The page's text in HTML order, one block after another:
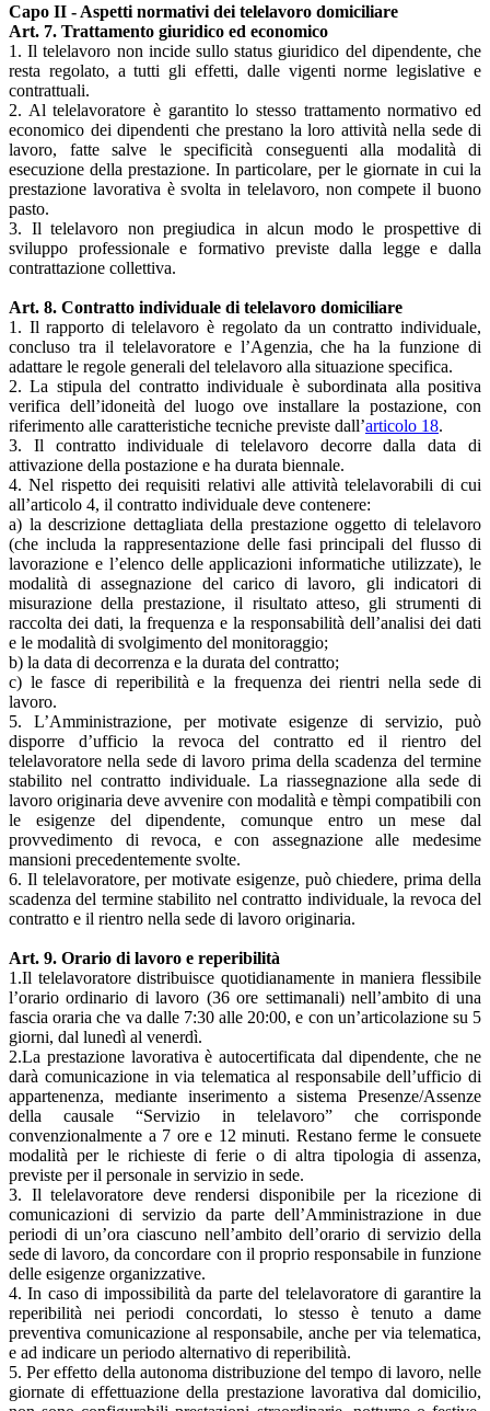
Capo II - Aspetti normativi dei telelavoro domiciliare
Art. 7. Trattamento giuridico ed economico
1. Il telelavoro non incide sullo status giuridico del dipendente, che
resta regolato, a tutti gli effetti, dalle vigenti norme legislative e
contrattuali.
2. Al telelavoratore è garantito lo stesso trattamento normativo ed
economico dei dipendenti che prestano la loro attività nella sede di
lavoro, fatte salve le specificità conseguenti alla modalità di
esecuzione della prestazione. In particolare, per le giornate in cui la
prestazione lavorativa è svolta in telelavoro, non compete il buono
pasto.
3. Il telelavoro non pregiudica in alcun modo le prospettive di
sviluppo professionale e formativo previste dalla legge e dalla
contrattazione collettiva.
Art. 8. Contratto individuale di telelavoro domiciliare
1. Il rapporto di telelavoro è regolato da un contratto individuale,
concluso tra il telelavoratore e l’Agenzia, che ha la funzione di
adattare le regole generali del telelavoro alla situazione specifica.
2. La stipula del contratto individuale è subordinata alla positiva
verifica dell’idoneità del luogo ove installare la postazione, con
riferimento alle caratteristiche tecniche previste dall’articolo 18.
3. Il contratto individuale di telelavoro decorre dalla data di
attivazione della postazione e ha durata biennale.
4. Nel rispetto dei requisiti relativi alle attività telelavorabili di cui
all’articolo 4, il contratto individuale deve contenere:
a) la descrizione dettagliata della prestazione oggetto di telelavoro
(che includa la rappresentazione delle fasi principali del flusso di
lavorazione e l’elenco delle applicazioni informatiche utilizzate), le
modalità di assegnazione del carico di lavoro, gli indicatori di
misurazione della prestazione, il risultato atteso, gli strumenti di
raccolta dei dati, la frequenza e la responsabilità dell’analisi dei dati
e le modalità di svolgimento del monitoraggio;
b) la data di decorrenza e la durata del contratto;
c) le fasce di reperibilità e la frequenza dei rientri nella sede di
lavoro.
5. L’Amministrazione, per motivate esigenze di servizio, può
disporre d’ufficio la revoca del contratto ed il rientro del
telelavoratore nella sede di lavoro prima della scadenza del termine
stabilito nel contratto individuale. La riassegnazione alla sede di
lavoro originaria deve avvenire con modalità e tèmpi compatibili con
le esigenze del dipendente, comunque entro un mese dal
provvedimento di revoca, e con assegnazione alle medesime
mansioni precedentemente svolte.
6. Il telelavoratore, per motivate esigenze, può chiedere, prima della
scadenza del termine stabilito nel contratto individuale, la revoca del
contratto e il rientro nella sede di lavoro originaria.
Art. 9. Orario di lavoro e reperibilità
1.Il telelavoratore distribuisce quotidianamente in maniera flessibile
l’orario ordinario di lavoro (36 ore settimanali) nell’ambito di una
fascia oraria che va dalle 7:30 alle 20:00, e con un’articolazione su 5
giorni, dal lunedì al venerdì.
2.La prestazione lavorativa è autocertificata dal dipendente, che ne
darà comunicazione in via telematica al responsabile dell’ufficio di
appartenenza, mediante inserimento a sistema Presenze/Assenze
della causale “Servizio in telelavoro” che corrisponde
convenzionalmente a 7 ore e 12 minuti. Restano ferme le consuete
modalità per le richieste di ferie o di altra tipologia di assenza,
previste per il personale in servizio in sede.
3. Il telelavoratore deve rendersi disponibile per la ricezione di
comunicazioni di servizio da parte dell’Amministrazione in due
periodi di un’ora ciascuno nell’ambito dell’orario di servizio della
sede di lavoro, da concordare con il proprio responsabile in funzione
delle esigenze organizzative.
4. In caso di impossibilità da parte del telelavoratore di garantire la
reperibilità nei periodi concordati, lo stesso è tenuto a dame
preventiva comunicazione al responsabile, anche per via telematica,
e ad indicare un periodo alternativo di reperibilità.
5. Per effetto della autonoma distribuzione del tempo di lavoro, nelle
giornate di effettuazione della prestazione lavorativa dal domicilio,